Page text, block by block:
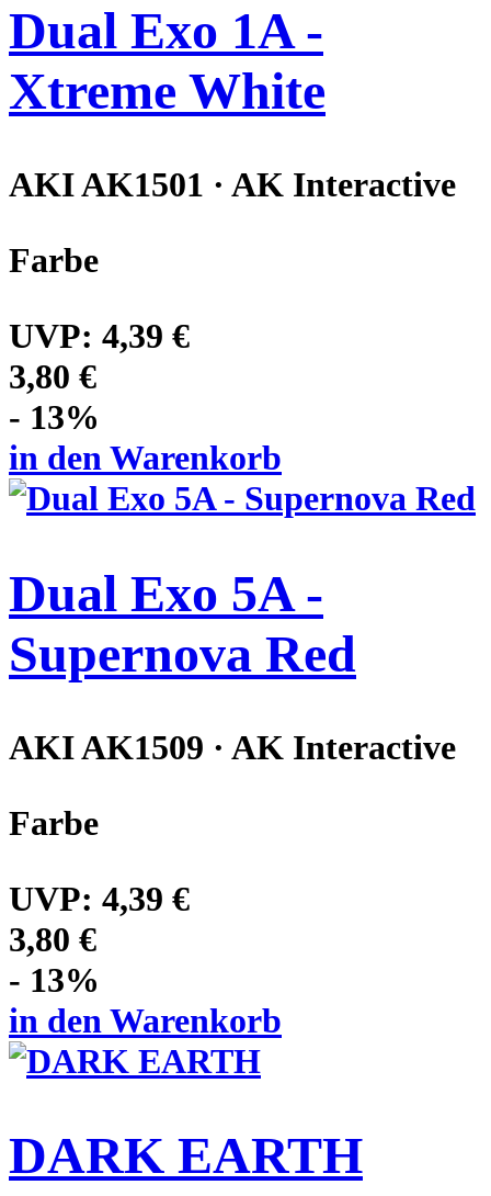
Dual Exo 1A -
Xtreme White
AKI AK1501 · AK Interactive
Farbe
UVP: 4,39 €
3,80 €
- 13%
in den Warenkorb
Dual Exo 5A -
Supernova Red
AKI AK1509 · AK Interactive
Farbe
UVP: 4,39 €
3,80 €
- 13%
in den Warenkorb
DARK EARTH